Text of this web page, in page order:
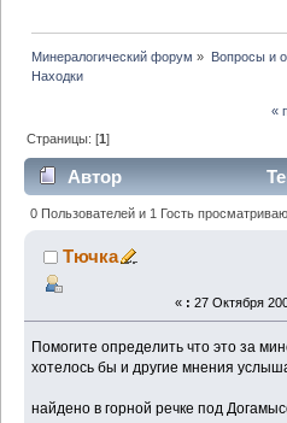
Минералогический форум » Вопросы и
Находки
«
Страницы: [1]
Автор
(Прочитано 2939 раз)
0 Пользователей и 1 Гость
Тючка
« : 27 Октября
Помогите определить что это за
хотелось бы и другие мнения
найдено в горной речке под